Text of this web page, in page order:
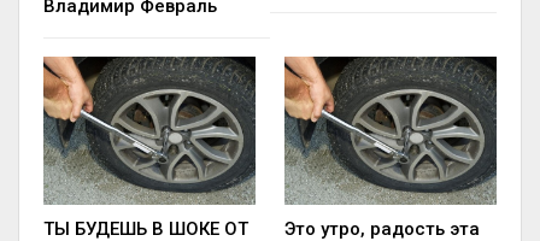
Владимир Февраль
ТЫ БУДЕШЬ В ШОКЕ ОТ
Это утро, радость эта